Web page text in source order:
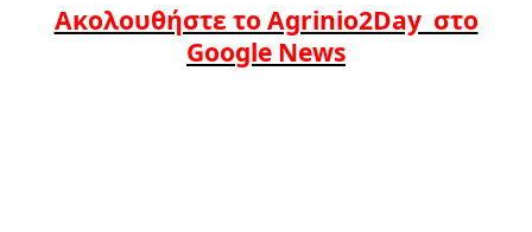
Ακολουθήστε το Agrinio2Day στο
Google News